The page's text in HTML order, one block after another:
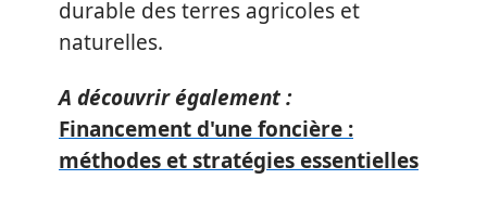
durable des terres agricoles et
naturelles.
A découvrir également :
Financement d'une foncière :
méthodes et stratégies essentielles